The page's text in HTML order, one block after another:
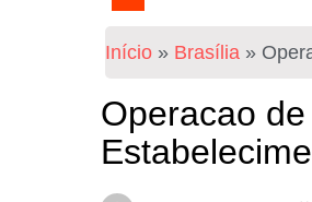
Início » Brasília »
Operacao